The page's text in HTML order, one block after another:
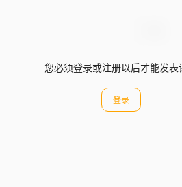
您必须登录或注册以后才能发表
登录